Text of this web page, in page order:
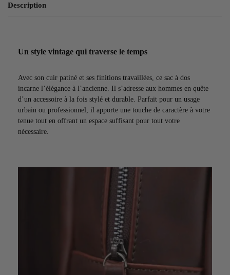
Description
Un style vintage qui traverse le temps
Avec son cuir patiné et ses finitions travaillées, ce sac à dos
incarne l’élégance à l’ancienne. Il s’adresse aux hommes en quête
d’un accessoire à la fois stylé et durable. Parfait pour un usage
urbain ou professionnel, il apporte une touche de caractère à votre
tenue tout en offrant un espace suffisant pour tout votre
nécessaire.